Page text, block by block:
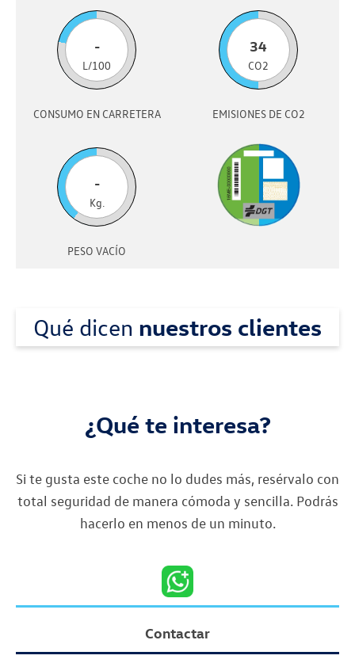
-
L/100
CONSUMO EN CARRETERA
34
CO2
EMISIONES DE CO2
-
Kg.
PESO VACÍO
Qué dicen nuestros clientes
¿Qué te interesa?
Si te gusta este coche no lo dudes más, resérvalo con
total seguridad de manera cómoda y sencilla. Podrás
hacerlo en menos de un minuto.
Contactar